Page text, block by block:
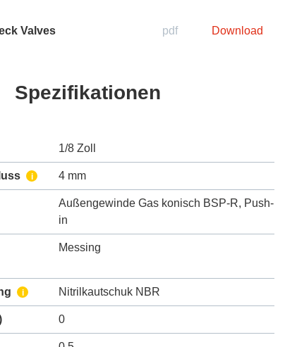
Valves pdf Download
Spezifikationen
1/8 Zoll
i 4 mm
Außengewinde Gas konisch BSP-R, Push-
in
Messing
i Nitrilkautschuk NBR
0